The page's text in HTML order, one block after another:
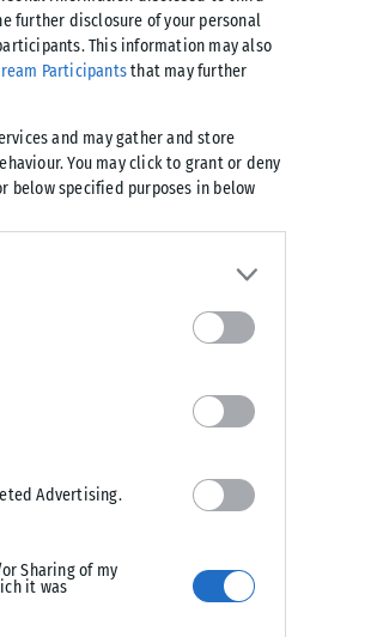
further disclosure of your personal
This information may also
Participantsthat may further
and may gather and store
You may click to grant or deny
below specified purposes in below
Advertising.
Sharing of my
it was
followers
της και
δυνάμεις μου
νιώθω